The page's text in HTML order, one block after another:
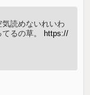
読めないれいわ
るの草。
https://